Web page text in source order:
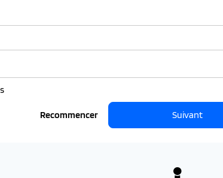
Recommencer Suivant